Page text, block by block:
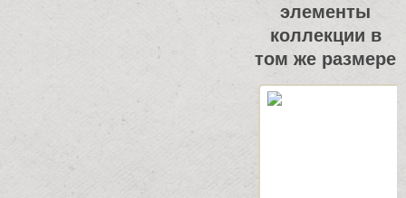
элементы
коллекции в
том же размере